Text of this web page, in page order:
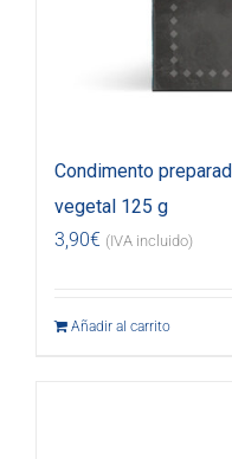
Condimento
vegetal 125 g
3,90€ (IVA incluido)
Añadir al carrito